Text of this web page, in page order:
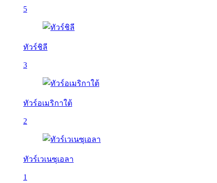
5
ทัวร์ชิลี
3
ทัวร์อเมริกาใต้
2
ทัวร์เวเนซุเอลา
1